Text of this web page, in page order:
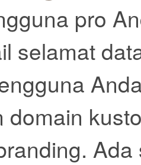
pro
selamat
domain